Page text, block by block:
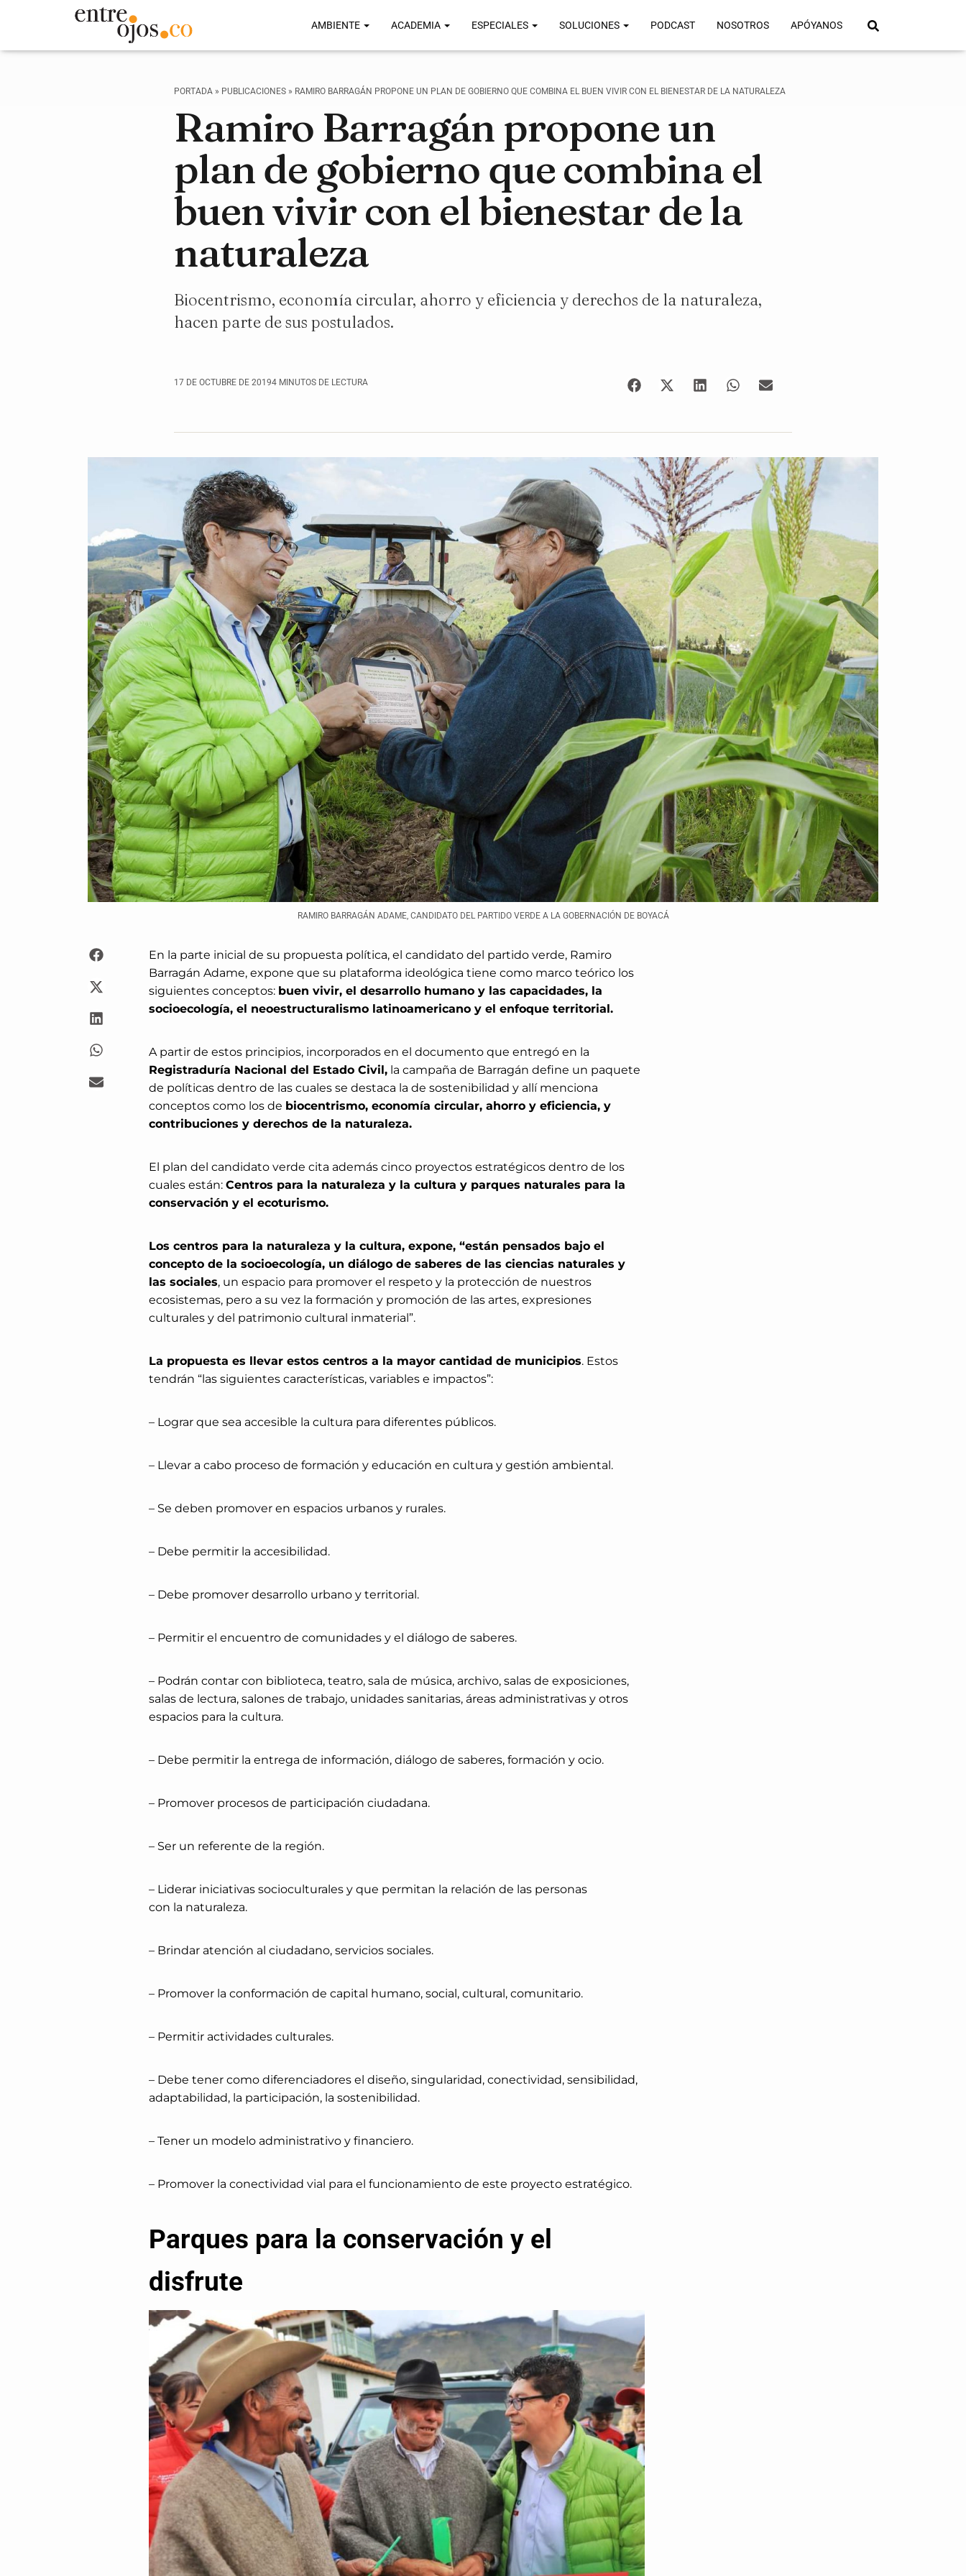
AMBIENTE ACADEMIA ESPECIALES SOLUCIONES PODCAST NOSOTROS APÓYANOS
PORTADA » PUBLICACIONES » RAMIRO BARRAGÁN PROPONE UN PLAN DE GOBIERNO QUE COMBINA EL BUEN VIVIR CON EL BIENESTAR DE LA NATURALEZA
Ramiro Barragán propone un
plan de gobierno que combina el
buen vivir con el bienestar de la
naturaleza
Biocentrismo, economía circular, ahorro y eficiencia y derechos de la naturaleza,
hacen parte de sus postulados.
17 DE OCTUBRE DE 20194 MINUTOS DE LECTURA
RAMIRO BARRAGÁN ADAME, CANDIDATO DEL PARTIDO VERDE A LA GOBERNACIÓN DE BOYACÁ
En la parte inicial de su propuesta política, el candidato del partido verde, Ramiro
Barragán Adame, expone que su plataforma ideológica tiene como marco teórico los
siguientes conceptos: buen vivir, el desarrollo humano y las capacidades, la
socioecología, el neoestructuralismo latinoamericano y el enfoque territorial.
A partir de estos principios, incorporados en el documento que entregó en la
Registraduría Nacional del Estado Civil,la campaña de Barragán define un paquete
de políticas dentro de las cuales se destaca la de sostenibilidad y allí menciona
conceptos como los de biocentrismo, economía circular, ahorro y eficiencia, y
contribuciones y derechos de la naturaleza.
El plan del candidato verde cita además cinco proyectos estratégicos dentro de los
cuales están: Centros para la naturaleza y la cultura y parques naturales para la
conservación y el ecoturismo.
Los centros para la naturaleza y la cultura, expone, “están pensados bajo el
concepto de la socioecología, un diálogo de saberes de las ciencias naturales y
las sociales, un espacio para promover el respeto y la protección de nuestros
ecosistemas, pero a su vez la formación y promoción de las artes, expresiones
culturales y del patrimonio cultural inmaterial”.
La propuesta es llevar estos centros a la mayor cantidad de municipios. Estos
tendrán “las siguientes características, variables e impactos”:
– Lograr que sea accesible la cultura para diferentes públicos.
– Llevar a cabo proceso de formación y educación en cultura y gestión ambiental.
– Se deben promover en espacios urbanos y rurales.
– Debe permitir la accesibilidad.
– Debe promover desarrollo urbano y territorial.
– Permitir el encuentro de comunidades y el diálogo de saberes.
– Podrán contar con biblioteca, teatro, sala de música, archivo, salas de exposiciones,
salas de lectura, salones de trabajo, unidades sanitarias, áreas administrativas y otros
espacios para la cultura.
– Debe permitir la entrega de información, diálogo de saberes, formación y ocio.
– Promover procesos de participación ciudadana.
– Ser un referente de la región.
– Liderar iniciativas socioculturales y que permitan la relación de las personas
con la naturaleza.
– Brindar atención al ciudadano, servicios sociales.
– Promover la conformación de capital humano, social, cultural, comunitario.
– Permitir actividades culturales.
– Debe tener como diferenciadores el diseño, singularidad, conectividad, sensibilidad,
adaptabilidad, la participación, la sostenibilidad.
– Tener un modelo administrativo y financiero.
– Promover la conectividad vial para el funcionamiento de este proyecto estratégico.
Parques para la conservación y el
disfrute